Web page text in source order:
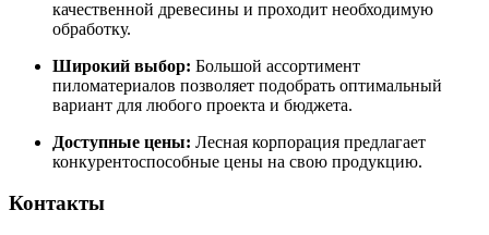
качественной древесины и проходит необходимую
обработку.
Широкий выбор: Большой ассортимент
пиломатериалов позволяет подобрать оптимальный
вариант для любого проекта и бюджета.
Доступные цены: Лесная корпорация предлагает
конкурентоспособные цены на свою продукцию.
Контакты